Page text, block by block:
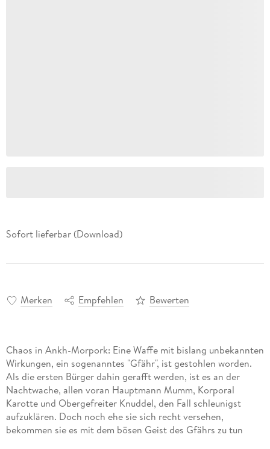
Sofort lieferbar (Download)
Merken Empfehlen Bewerten
Chaos in Ankh-Morpork: Eine Waffe mit bislang unbekannten
Wirkungen, ein sogenanntes "Gfähr", ist gestohlen worden.
Als die ersten Bürger dahin gerafft werden, ist es an der
Nachtwache, allen voran Hauptmann Mumm, Korporal
Karotte und Obergefreiter Knuddel, den Fall schleunigst
aufzuklären. Doch noch ehe sie sich recht versehen,
bekommen sie es mit dem bösen Geist des Gfährs zu tun